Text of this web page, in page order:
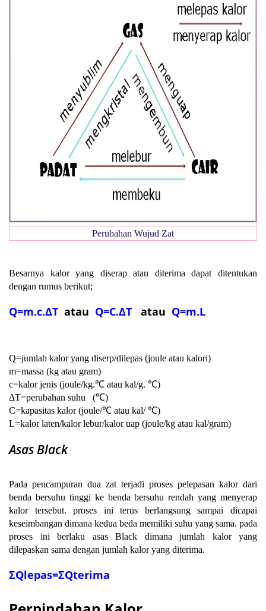
Perubahan Wujud Zat
Besarnya kalor yang diserap atau diterima dapat ditentukan
dengan rumus berikut;
Q=m.c.ΔT atau Q=C.ΔT atau Q=m.L
Q=jumlah kalor yang diserp/dilepas (joule atau kalori)
m=massa (kg atau gram)
c=kalor jenis (joule/kg.℃ atau kal/g. ℃)
ΔT=perubahan suhu
(℃)
C=kapasitas kalor (joule/℃ atau kal/℃)
L=kalor laten/kalor lebur/kalor uap (joule/kg atau kal/gram)
Asas Black
Pada pencampuran dua zat terjadi proses pelepasan kalor dari
benda bersuhu tinggi ke benda bersuhu rendah yang menyerap
kalor tersebut. proses ini terus berlangsung sampai dicapai
keseimbangan dimana kedua beda memiliki suhu yang sama. pada
proses ini berlaku asas Black dimana jumlah kalor yang
dilepaskan sama dengan jumlah kalor yang diterima.
ΣQlepas=ΣQterima